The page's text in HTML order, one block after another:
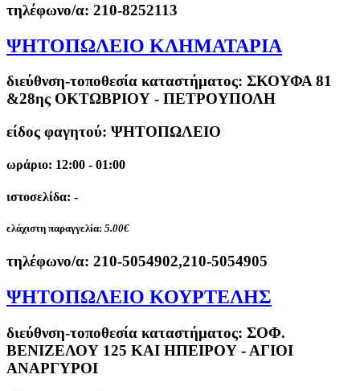
τηλέφωνο/α: 210-8252113
ΨΗΤΟΠΩΛΕΙΟ ΚΛΗΜΑΤΑΡΙΑ
διεύθνση-τοποθεσία καταστήματος: ΣΚΟΥΦΑ 81
&28ης ΟΚΤΩΒΡΙΟΥ - ΠΕΤΡΟΥΠΟΛΗ
είδος φαγητού: ΨΗΤΟΠΩΛΕΙΟ
ωράριο: 12:00 - 01:00
ιστοσελίδα: -
ελάχιστη παραγγελία: 5.00€
τηλέφωνο/α: 210-5054902,210-5054905
ΨΗΤΟΠΩΛΕΙΟ ΚΟΥΡΤΕΛΗΣ
διεύθνση-τοποθεσία καταστήματος: ΣΟΦ.
ΒΕΝΙΖΕΛΟΥ 125 ΚΑΙ ΗΠΕΙΡΟΥ - ΑΓΙΟΙ
ΑΝΑΡΓΥΡΟΙ